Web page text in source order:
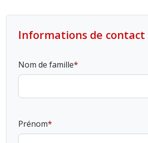
Informations de contact
Nom de famille
Prénom